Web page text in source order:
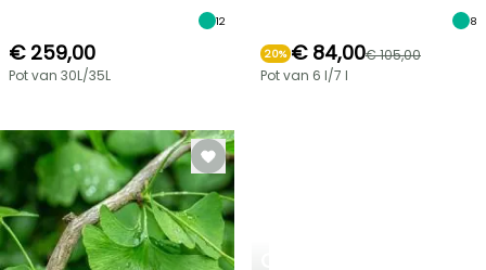
12
€ 259,00
Pot van 30L/35L
8
20% € 84,00€ 105,00
Pot van 6 l/7 l